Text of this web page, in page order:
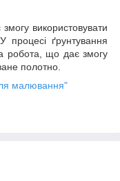
використовувати
процесі ґрунтування
робота, що дає змогу
полотно.
малювання"